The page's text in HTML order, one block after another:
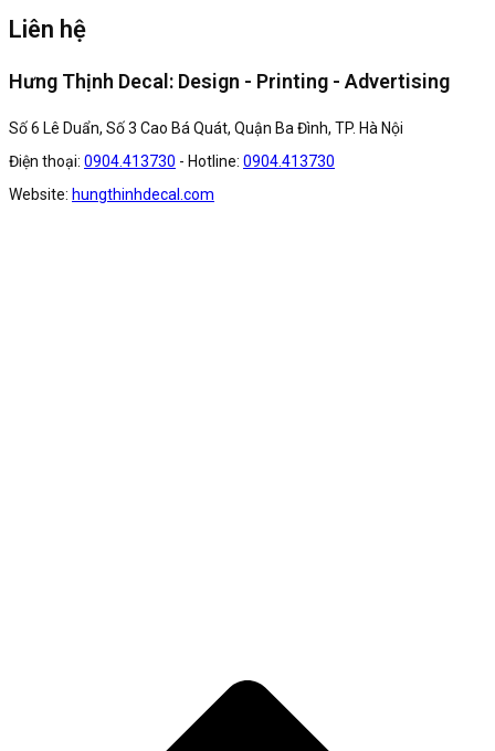
Liên hệ
Hưng Thịnh Decal: Design - Printing - Advertising
Số 6 Lê Duẩn, Số 3 Cao Bá Quát, Quận Ba Đình, TP. Hà Nội
Điện thoại: 0904.413730 - Hotline: 0904.413730
Website: hungthinhdecal.com